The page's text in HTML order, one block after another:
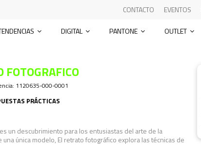
EVENTOS
CONTACTO
DIGITAL PANTONE OUTLET
FOTOGRAFICO
1120635-000-0001
PRÁCTICAS
un descubrimiento para los entusiastas del arte de la
una única modelo, El retrato fotográfico explora las técnicas de